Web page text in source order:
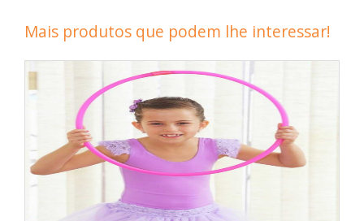
Mais produtos que podem lhe interessar!